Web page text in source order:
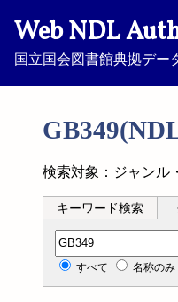
Web NDL
国立国会図書館典拠デー
検索対象：ジャンル
キーワード検索
分類記号検索
すべて 名称のみ